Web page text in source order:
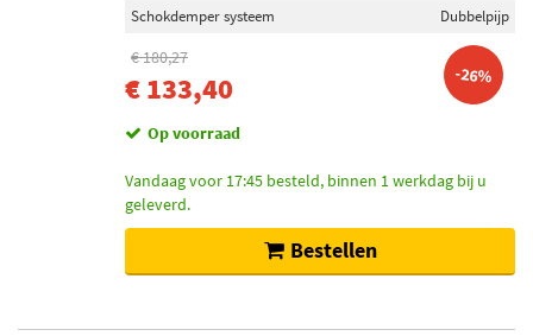
Schokdemper systeem
Dubbelpijp
€ 180,27
€ 133,40 -26%
Op voorraad
Vandaag voor 17:45 besteld, binnen 1 werkdag bij u
geleverd.
Bestellen